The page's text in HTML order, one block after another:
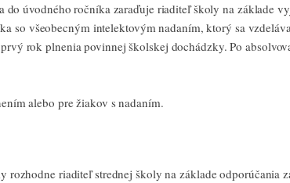
úvodného ročníka zaraďuje riaditeľ školy na základe
so všeobecným intelektovým nadaním, ktorý sa
rok plnenia povinnej školskej dochádzky. Po
alebo pre žiakov s nadaním.
riaditeľ strednej školy na základe odporúčania